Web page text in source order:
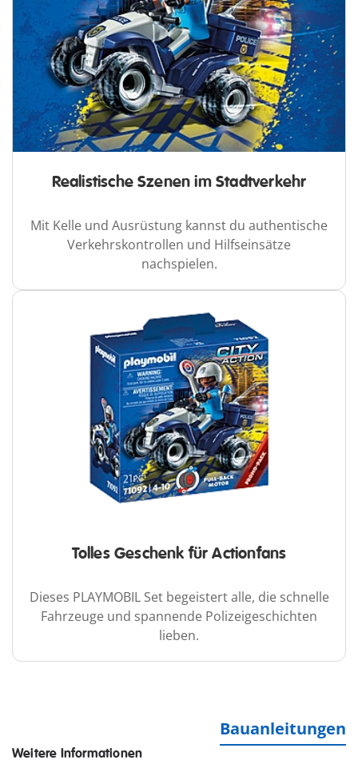
Realistische Szenen im Stadtverkehr
Mit Kelle und Ausrüstung kannst du authentische
Verkehrskontrollen und Hilfseinsätze
nachspielen.
Tolles Geschenk für Actionfans
Dieses PLAYMOBIL Set begeistert alle, die schnelle
Fahrzeuge und spannende Polizeigeschichten
lieben.
Bauanleitungen
Weitere Informationen